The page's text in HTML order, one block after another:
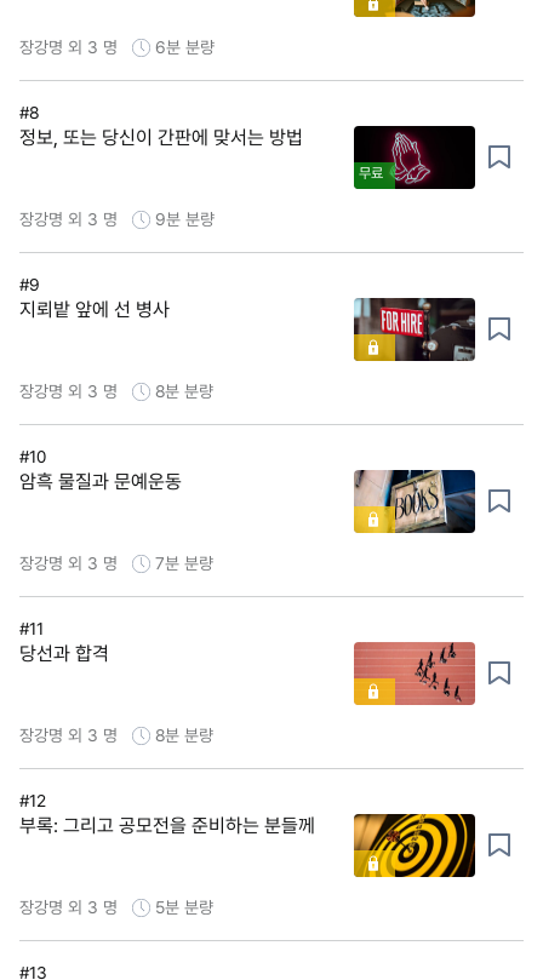
장강명 외 3 명 6분 분량
#8
정보, 또는 당신이 간판에 맞서는 방법
무료
장강명 외 3 명 9분 분량
#9
지뢰밭 앞에 선 병사
장강명 외 3 명 8분 분량
#10
암흑 물질과 문예운동
장강명 외 3 명 7분 분량
#11
당선과 합격
장강명 외 3 명 8분 분량
#12
부록: 그리고 공모전을 준비하는 분들께
장강명 외 3 명 5분 분량
#13